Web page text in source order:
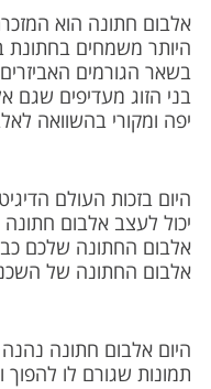
הפרוייקטים שלי
ההזמנות שלי
הסרטונים שלי
הפרופיל שלי
התנתק
אלבום חתונה הוא
היותר משמחים בחתונת
בשאר הגורמים
בני הזוג מעדיפים שגם
יפה ומקורי בהשוואה
היום בזכות העולם
יכול לעצב אלבום
אלבום החתונה שלכם
אלבום החתונה של
היום אלבום חתונה
תמונות שגורם לו להפוך